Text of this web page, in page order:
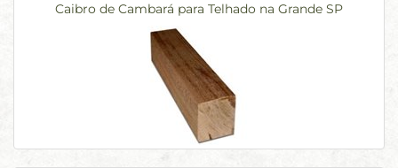
Caibro de Cambará para Telhado na Grande SP